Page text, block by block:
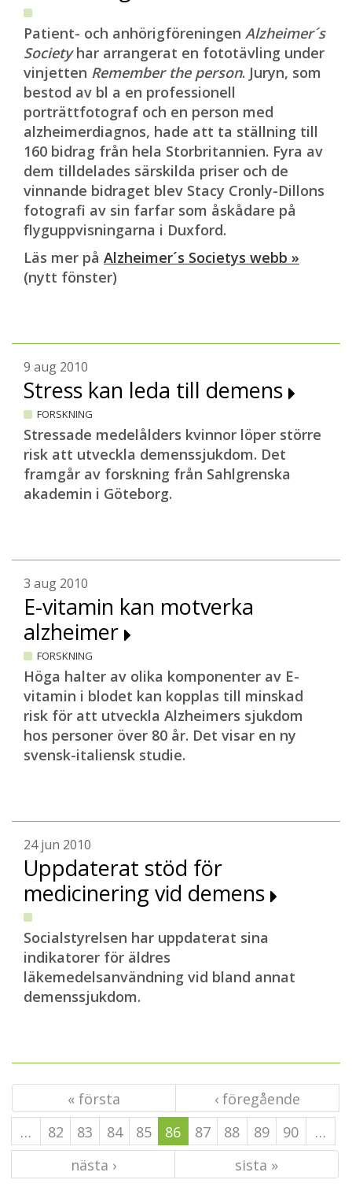
Patient- och anhörigföreningen Alzheimer´s
Societyhar arrangerat en fototävling under
vinjetten Remember the person. Juryn, som
bestod av bl a en professionell
porträttfotograf och en person med
alzheimerdiagnos, hade att ta ställning till
160 bidrag från hela Storbritannien. Fyra av
dem tilldelades särskilda priser och de
vinnande bidraget blev Stacy Cronly-Dillons
fotografi av sin farfar som åskådare på
flyguppvisningarna i Duxford.
Läs mer på Alzheimer´s Societys webb »
(nytt fönster)
9 aug 2010
Stress kan leda till demens
FORSKNING
Stressade medelålders kvinnor löper större
risk att utveckla demenssjukdom. Det
framgår av forskning från Sahlgrenska
akademin i Göteborg.
3 aug 2010
E-vitamin kan motverka
alzheimer
FORSKNING
Höga halter av olika komponenter av E-
vitamin i blodet kan kopplas till minskad
risk för att utveckla Alzheimers sjukdom
hos personer över 80 år. Det visar en ny
svensk-italiensk studie.
24 jun 2010
Uppdaterat stöd för
medicinering vid demens
Socialstyrelsen har uppdaterat sina
indikatorer för äldres
läkemedelsanvändning vid bland annat
demenssjukdom.
« första
‹ föregående
…
82 83 84 85 86 87 88 89 90
…
nästa ›
sista »